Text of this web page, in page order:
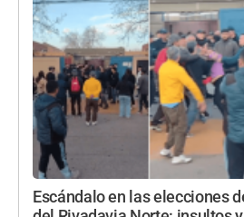
Escándalo en las elecciones